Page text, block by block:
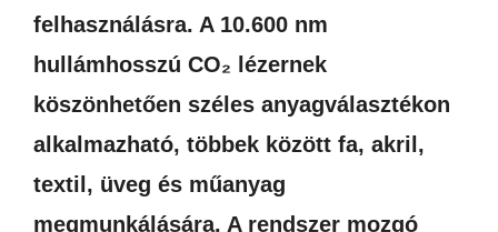
felhasználásra. A 10.600 nm
hullámhosszú CO₂ lézernek
köszönhetően széles anyagválasztékon
alkalmazható, többek között fa, akril,
textil, üveg és műanyag
megmunkálására. A rendszer mozgó